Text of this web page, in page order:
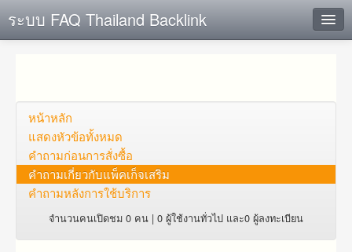
ระบบ FAQ Thailand Backlink
ตั้งคำถาม
ดูคำถาม
คุณต้องการที่จะลงทะเบียนหรือไม่?
หน้าหลัก
แสดงหัวข้อทั้งหมด
คำถาม​ก่อน​การ​สั่งซื้อ​
คำถาม​เกี่ยว​กับ​แพ็คเก็จ​เสริม
คำถามหลังการใช้บริการ
จำนวนคนเปิดชม 0 คน | 0 ผู้ใช้งานทั่วไป และ0 ผู้ลงทะเบียน